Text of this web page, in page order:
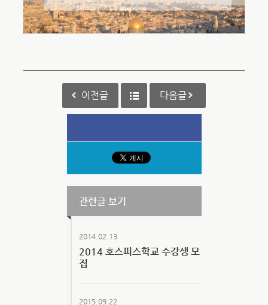
이전글 다음글
관련글 보기
2014.02.13
2014 호스피스학교 수강생 모
집
2015.09.22